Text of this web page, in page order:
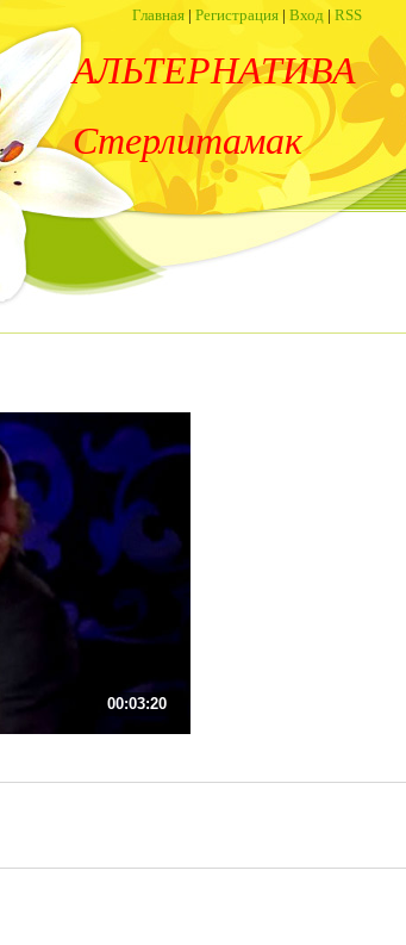
Главная | Регистрация | Вход | RSS
АЛЬТЕРНАТИВА
Стерлитамак
00:03:20